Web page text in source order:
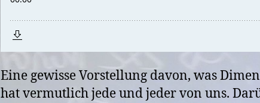
Eine gewisse Vorstellung davon, was
hat vermutlich jede und jeder von uns.